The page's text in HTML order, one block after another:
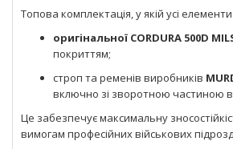
Топова комплектація, у якій усі
оригінальної CORDURA 500D
покриттям;
строп та ременів виробників
включно зі зворотною частиною
Це забезпечує максимальну
вимогам професійних військових